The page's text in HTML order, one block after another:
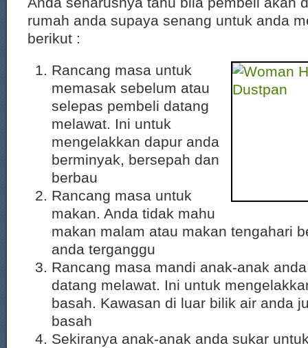
rumah anda supaya senang untuk anda
berikut :
Rancang masa untuk
memasak sebelum atau
selepas pembeli datang
melawat. Ini untuk
mengelakkan dapur anda
berminyak, bersepah dan
berbau
Rancang masa untuk
makan. Anda tidak mahu
makan malam atau makan tengahari
anda terganggu
Rancang masa mandi anak-anak
datang melawat. Ini untuk
basah. Kawasan di luar bilik air anda
basah
Sekiranya anak-anak anda sukar